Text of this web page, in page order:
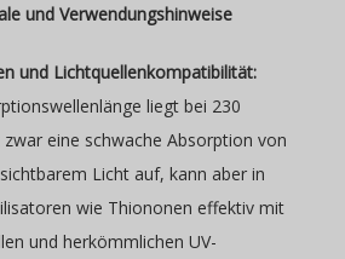
und Verwendungshinweise
und Lichtquellenkompatibilität:
liegt bei 230
eine schwache Absorption von
Licht auf, kann aber in
wie Thiononen effektiv mit
und herkömmlichen UV-